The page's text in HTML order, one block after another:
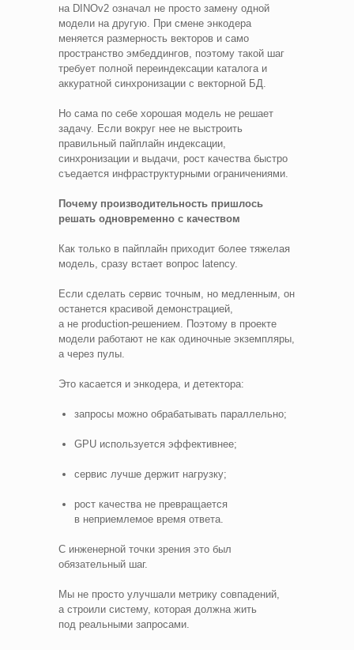
на DINOv2 означал не просто замену одной
модели на другую. При смене энкодера
меняется размерность векторов и само
пространство эмбеддингов, поэтому такой шаг
требует полной переиндексации каталога и
аккуратной синхронизации с векторной БД.
Но сама по себе хорошая модель не решает
задачу. Если вокруг нее не выстроить
правильный пайплайн индексации,
синхронизации и выдачи, рост качества быстро
съедается инфраструктурными ограничениями.
Почему производительность пришлось
решать одновременно с качеством
Как только в пайплайн приходит более тяжелая
модель, сразу встает вопрос latency.
Если сделать сервис точным, но медленным, он
останется красивой демонстрацией,
а не production‑решением. Поэтому в проекте
модели работают не как одиночные экземпляры,
а через пулы.
Это касается и энкодера, и детектора:
запросы можно обрабатывать параллельно;
GPU используется эффективнее;
сервис лучше держит нагрузку;
рост качества не превращается
в неприемлемое время ответа.
С инженерной точки зрения это был
обязательный шаг.
Мы не просто улучшали метрику совпадений,
а строили систему, которая должна жить
под реальными запросами.